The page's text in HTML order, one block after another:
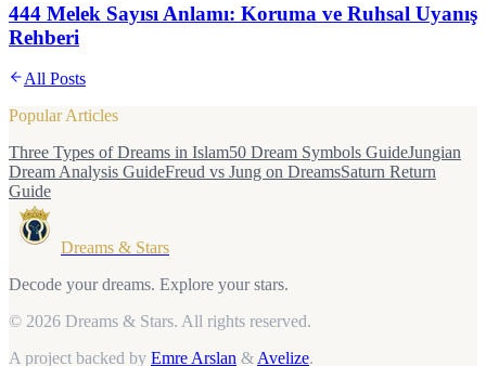
444 Melek Sayısı Anlamı: Koruma ve Ruhsal Uyanış
Rehberi
All Posts
Popular Articles
Three Types of Dreams in Islam50 Dream Symbols GuideJungian
Dream Analysis GuideFreud vs Jung on DreamsSaturn Return
Guide
Dreams & Stars
Decode your dreams. Explore your stars.
© 2026 Dreams & Stars. All rights reserved.
A project backed by Emre Arslan & Avelize.